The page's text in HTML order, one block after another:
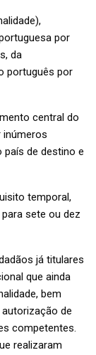
por
da
português por
central do
inúmeros
país de destino e
temporal,
sete ou dez
já titulares
que ainda
bem
de
competentes.
realizaram